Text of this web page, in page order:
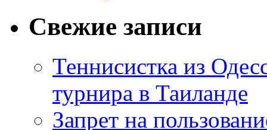
Свежие записи
Теннисистка из
турнира в Таиланде
Запрет на